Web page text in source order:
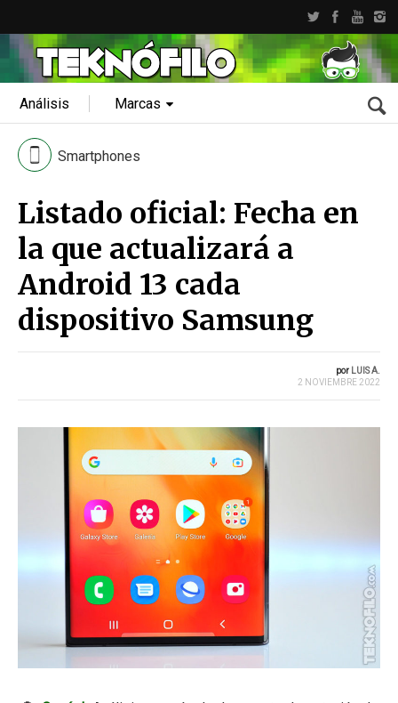
Análisis Marcas
Smartphones
Listado oficial: Fecha en
la que actualizará a
Android 13 cada
dispositivo Samsung
por LUIS A.
2 NOVIEMBRE 2022